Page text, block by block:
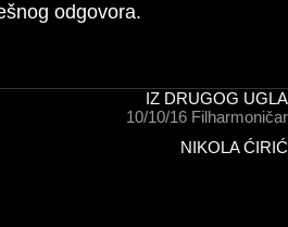
odgovora.
IZ DRUGOG UGLA
10/10/16 Filharmoničar
NIKOLA ĆIRIĆ